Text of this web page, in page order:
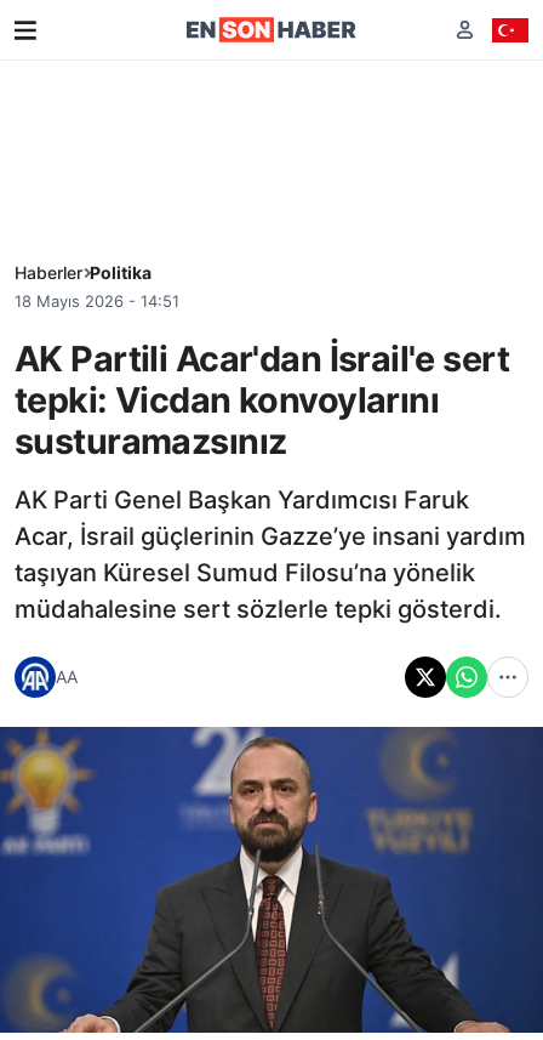
Haberler Politika
18 Mayıs 2026 - 14:51
AK Partili Acar'dan İsrail'e sert
tepki: Vicdan konvoylarını
susturamazsınız
AK Parti Genel Başkan Yardımcısı Faruk
Acar, İsrail güçlerinin Gazze’ye insani yardım
taşıyan Küresel Sumud Filosu’na yönelik
müdahalesine sert sözlerle tepki gösterdi.
AA